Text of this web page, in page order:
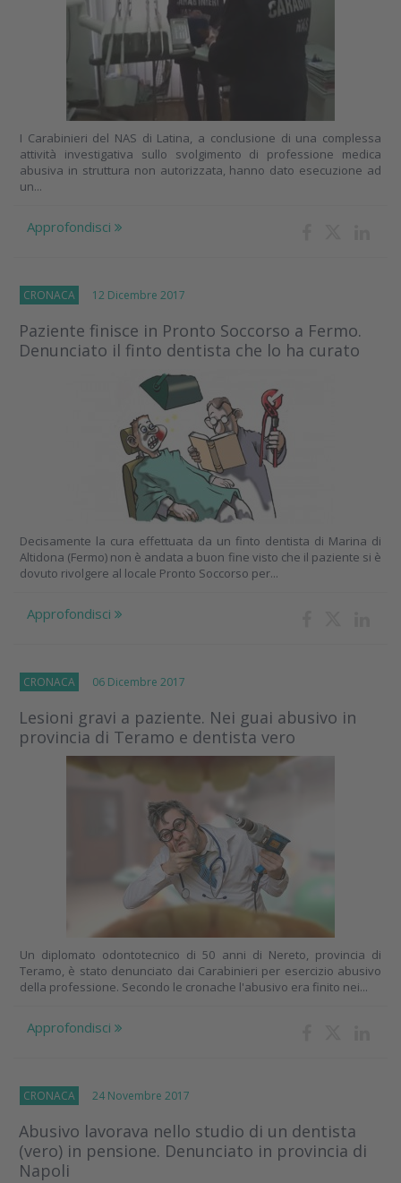
I Carabinieri del NAS di Latina, a conclusione di una complessa
attività investigativa sullo svolgimento di professione medica
abusiva in struttura non autorizzata, hanno dato esecuzione ad
un...
Approfondisci
CRONACA 12 Dicembre 2017
Paziente finisce in Pronto Soccorso a Fermo.
Denunciato il finto dentista che lo ha curato
Decisamente la cura effettuata da un finto dentista di Marina di
Altidona (Fermo) non è andata a buon fine visto che il paziente si è
dovuto rivolgere al locale Pronto Soccorso per...
Approfondisci
CRONACA 06 Dicembre 2017
Lesioni gravi a paziente. Nei guai abusivo in
provincia di Teramo e dentista vero
Un diplomato odontotecnico di 50 anni di Nereto, provincia di
Teramo, è stato denunciato dai Carabinieri per esercizio abusivo
della professione. Secondo le cronache l'abusivo era finito nei...
Approfondisci
CRONACA 24 Novembre 2017
Abusivo lavorava nello studio di un dentista
(vero) in pensione. Denunciato in provincia di
Napoli